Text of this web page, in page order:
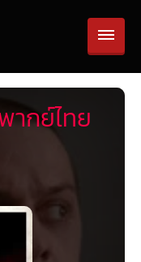
ากย์ไทย